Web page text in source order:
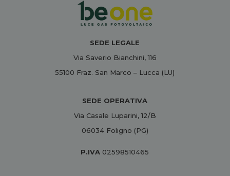
SEDE LEGALE
Via Saverio Bianchini, 116
55100 Fraz. San Marco – Lucca (LU)
SEDE OPERATIVA
Via Casale Luparini, 12/B
06034 Foligno (PG)
P.IVA 02598510465